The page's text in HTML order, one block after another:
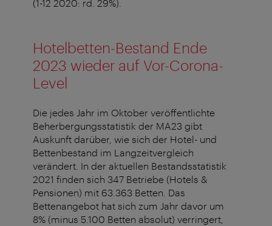
(1-12 2020: rd. 29%).
Hotelbetten-Bestand Ende
2023 wieder auf Vor-Corona-
Level
Die jedes Jahr im Oktober veröffentlichte
Beherbergungsstatistik der MA23 gibt
Auskunft darüber, wie sich der Hotel- und
Bettenbestand im Langzeitvergleich
verändert. In der aktuellen Bestandsstatistik
2021 finden sich 347 Betriebe (Hotels &
Pensionen) mit 63.363 Betten. Das
Bettenangebot hat sich zum Jahr davor um
8% (minus 5.100 Betten absolut) verringert,